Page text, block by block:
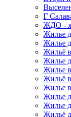
Г
ЖДО -
Жилье
Жилье
Жильё
Жилье
Жилье
Жильё
Жилье
Жилье
Жилье
Жильё